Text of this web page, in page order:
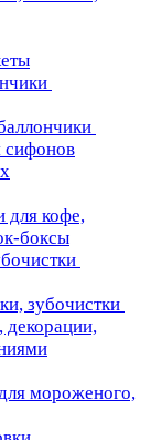
сифонов
для кофе,
боксы
зубочистки
декорации,
мороженого,